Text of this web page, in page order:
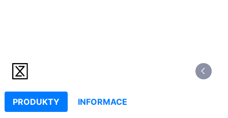
PRODUKTY INFORMACE